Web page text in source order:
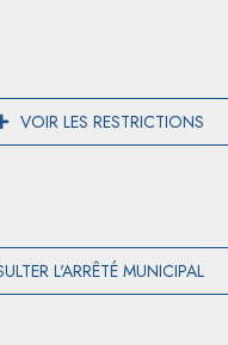
VOIR LES RESTRICTIONS
L'ARRÊTÉ MUNICIPAL